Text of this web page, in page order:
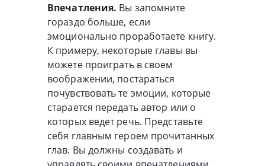
Впечатления. Вы запомните
гораздо больше, если
эмоционально проработаете книгу.
К примеру, некоторые главы вы
можете проиграть в своем
воображении, постараться
почувствовать те эмоции, которые
старается передать автор или о
которых ведет речь. Представьте
себя главным героем прочитанных
глав. Вы должны создавать и